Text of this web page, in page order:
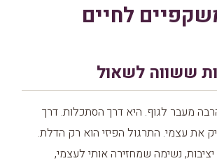
לחיים
ששווה לשאול
מעבר לגוף. היא דרך הסתכלות. דרך
את עצמי. התרגול הפיזי הוא רק הדלת.
יציבות, נשימה שמחזירה אותי לעצמי,